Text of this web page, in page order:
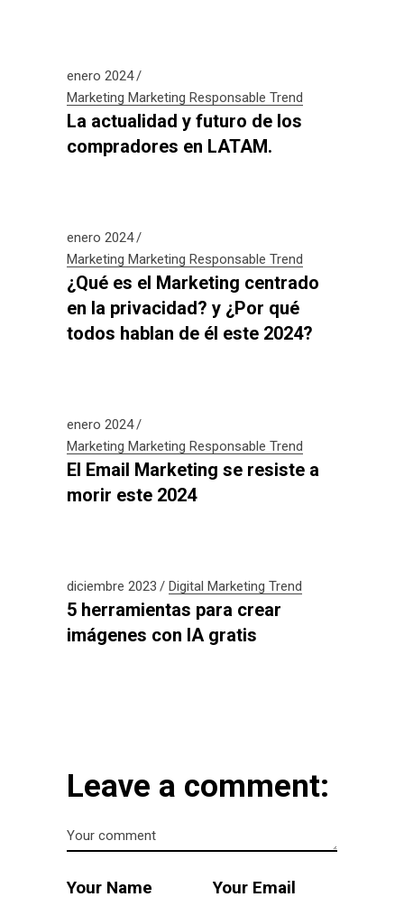
enero 2024
Marketing Marketing Responsable Trend
La actualidad y futuro de los
compradores en LATAM.
enero 2024
Marketing Marketing Responsable Trend
¿Qué es el Marketing centrado
en la privacidad? y ¿Por qué
todos hablan de él este 2024?
enero 2024
Marketing Marketing Responsable Trend
El Email Marketing se resiste a
morir este 2024
diciembre 2023 Digital Marketing Trend
5 herramientas para crear
imágenes con IA gratis
Leave a comment: